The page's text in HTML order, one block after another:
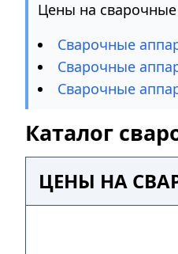
Цены на
Сварочные
Сварочные
Сварочные
Каталог
ЦЕНЫ НА